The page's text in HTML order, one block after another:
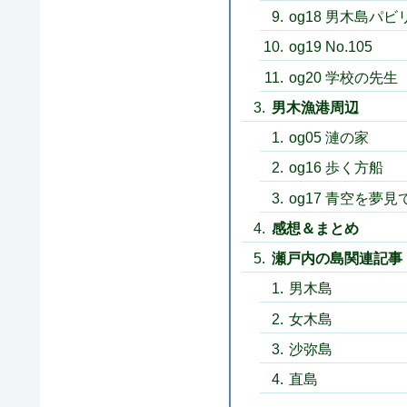
og18 男木島パビ
og19 No.105
og20 学校の先生
男木漁港周辺
og05 漣の家
og16 歩く方船
og17 青空を夢見
感想＆まとめ
瀬戸内の島関連記事
男木島
女木島
沙弥島
直島